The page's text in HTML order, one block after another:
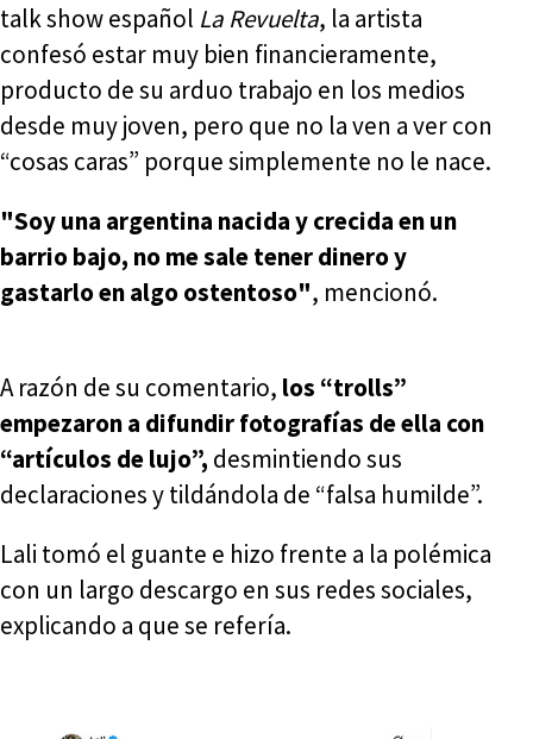
talk show español La Revuelta, la artista
confesó estar muy bien financieramente,
producto de su arduo trabajo en los medios
desde muy joven, pero que no la ven a ver con
“cosas caras” porque simplemente no le nace.
"Soy una argentina nacida y crecida en un
barrio bajo, no me sale tener dinero y
gastarlo en algo ostentoso", mencionó.
A razón de su comentario, los “trolls”
empezaron a difundir fotografías de ella con
“artículos de lujo”, desmintiendo sus
declaraciones y tildándola de “falsa humilde”.
Lali tomó el guante e hizo frente a la polémica
con un largo descargo en sus redes sociales,
explicando a que se refería.